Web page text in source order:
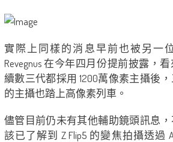
實際上同樣的消息早前也被另一
Revegnus 在今年四月份提前披露，
續數三代都採用 1200萬像素主攝後
的主攝也踏上高像素列車。
儘管目前仍未有其他輔助鏡頭訊息，
該已了解到 Z Flip5 的變焦拍攝透過